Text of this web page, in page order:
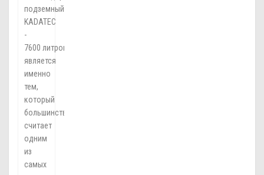
подземный
KADATEC
-
7600 литров
является
именно
тем,
который
большинство
считает
одним
из
самых